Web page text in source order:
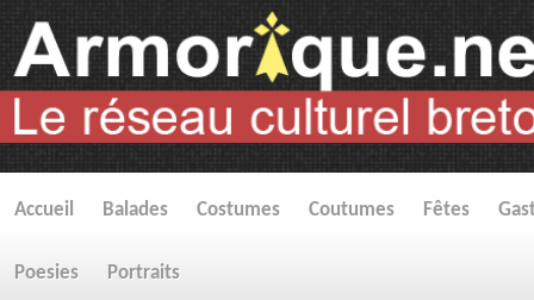
Accueil Balades Costumes Coutumes Fêtes
Poesies Portraits